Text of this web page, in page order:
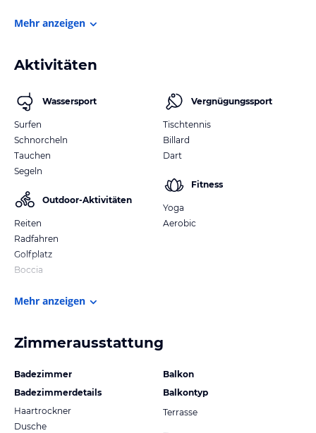
Mehr anzeigen
Aktivitäten
Wassersport
Surfen
Schnorcheln
Tauchen
Segeln
Outdoor-Aktivitäten
Reiten
Radfahren
Golfplatz
Boccia
Vergnügungssport
Tischtennis
Billard
Dart
Fitness
Yoga
Aerobic
Mehr anzeigen
Zimmerausstattung
Badezimmer
Badezimmerdetails
Haartrockner
Dusche
Balkon
Balkontyp
Terrasse